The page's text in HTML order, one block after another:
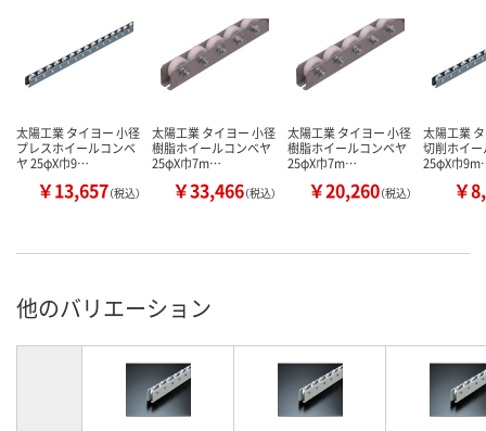
太陽工業 タイヨー 小径
プレスホイールコンベ
ヤ 25φX巾9…
￥13,657（税込）
太陽工業 タイヨー 小径
樹脂ホイールコンベヤ
25φX巾7m…
￥33,466（税込）
太陽工業 タイヨー 小径
樹脂ホイールコンベヤ
25φX巾7m…
￥20,260（税込）
太陽工業
切削ホイ
25φX巾
￥
他のバリエーション